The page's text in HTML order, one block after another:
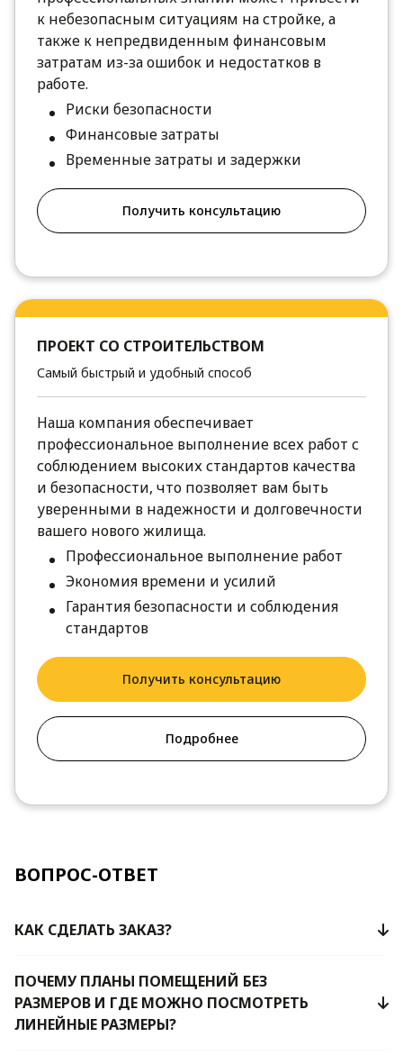
к небезопасным ситуациям на стройке, а
также к непредвиденным финансовым
затратам из-за ошибок и недостатков в
работе.
Риски безопасности
Финансовые затраты
Временные затраты и задержки
Получить консультацию
ПРОЕКТ СО СТРОИТЕЛЬСТВОМ
Самый быстрый и удобный способ
Наша компания обеспечивает
профессиональное выполнение всех работ с
соблюдением высоких стандартов качества
и безопасности, что позволяет вам быть
уверенными в надежности и долговечности
вашего нового жилища.
Профессиональное выполнение работ
Экономия времени и усилий
Гарантия безопасности и соблюдения
стандартов
Получить консультацию
Подробнее
ВОПРОС-ОТВЕТ
КАК СДЕЛАТЬ ЗАКАЗ?
ПОЧЕМУ ПЛАНЫ ПОМЕЩЕНИЙ БЕЗ
РАЗМЕРОВ И ГДЕ МОЖНО ПОСМОТРЕТЬ
ЛИНЕЙНЫЕ РАЗМЕРЫ?